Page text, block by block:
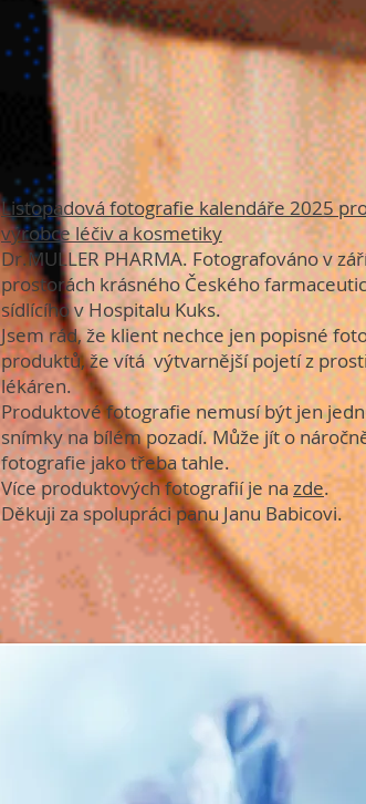
Listopadová fotografie kalendáře 2025
výrobce léčiv a kosmetiky
Dr.MULLER PHARMA. Fotografováno v
prostorách krásného Českého
sídlícího v Hospitalu Kuks.
Jsem rád, že klient nechce jen popisné
produktů, že vítá výtvarnější pojetí z
lékáren.
Produktové fotografie nemusí být jen
snímky na bílém pozadí. Může jít o
fotografie jako třeba tahle.
Více produktových fotografií je nazde.
Děkuji za spolupráci panu Janu Babicovi.